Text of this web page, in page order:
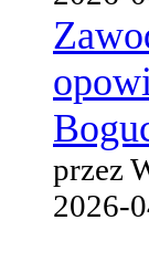
przez
2026-